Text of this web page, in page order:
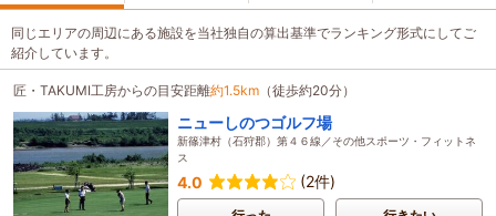
同じエリアの周辺にある施設を当社独自の算出基準でランキング形式にしてご
紹介しています。
匠・TAKUMI工房からの目安距離約1.5km （徒歩約20分）
ニューしのつゴルフ場
新篠津村（石狩郡）第４６線／その他スポーツ・フィットネ
ス
4.0 (2件)